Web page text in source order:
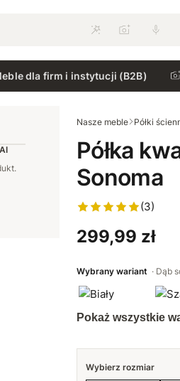
dla firm i instytucji (B2B)
.
Nasze meble Półki
Półka
Sonoma
(3)
299,99 zł
Wybrany wariant Dąb
Pokaż wszystkie
Wybierz rozmiar